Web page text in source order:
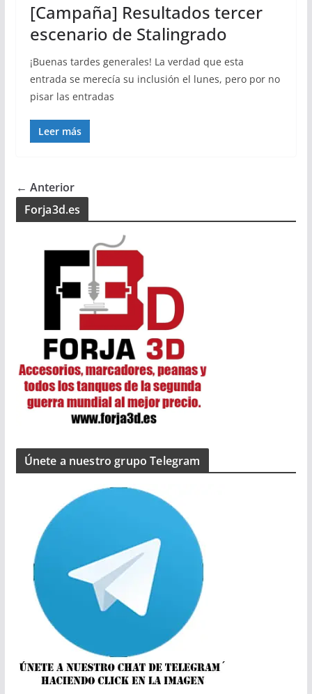
[Campaña] Resultados tercer
escenario de Stalingrado
¡Buenas tardes generales! La verdad que esta
entrada se merecía su inclusión el lunes, pero por no
pisar las entradas
Leer más
← Anterior
Forja3d.es
Únete a nuestro grupo Telegram